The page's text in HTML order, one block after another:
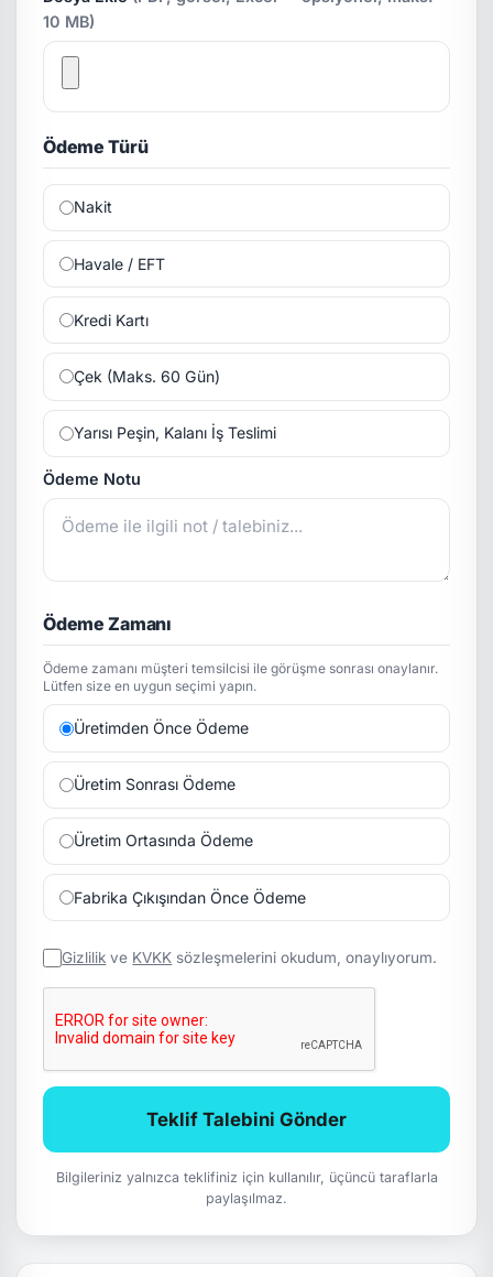
10 MB)
Ödeme Türü
Nakit
Havale / EFT
Kredi Kartı
Çek (Maks. 60 Gün)
Yarısı Peşin, Kalanı İş Teslimi
Ödeme Notu
Ödeme Zamanı
Ödeme zamanı müşteri temsilcisi ile görüşme sonrası onaylanır.
Lütfen size en uygun seçimi yapın.
Üretimden Önce Ödeme
Üretim Sonrası Ödeme
Üretim Ortasında Ödeme
Fabrika Çıkışından Önce Ödeme
Gizlilik ve KVKK sözleşmelerini okudum, onaylıyorum.
Teklif Talebini Gönder
Bilgileriniz yalnızca teklifiniz için kullanılır, üçüncü taraflarla
paylaşılmaz.